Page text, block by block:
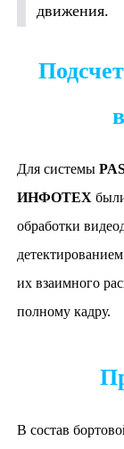
движения.
Для системы
ИНФОТЕХ
обработки
их взаимного
полному кадру.
В состав